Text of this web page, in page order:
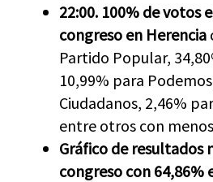
22:00. 100% de votos
congreso en Herencia
Partido Popular,
10,99% para
Ciudadanos, 2,46%
entre otros con
Gráfico de resultados
congreso con 64,86%